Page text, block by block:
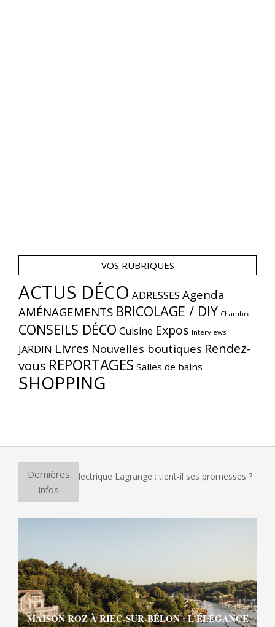
VOS RUBRIQUES
ACTUS DÉCO ADRESSES Agenda
AMÉNAGEMENTS BRICOLAGE / DIY Chambre
CONSEILS DÉCO Cuisine Expos Interviews
JARDIN Livres Nouvelles boutiques Rendez-
vous REPORTAGES Salles de bains
SHOPPING
Dernières
infos
à pizza électrique Lagrange : tient-il ses promesses ?
MAISON ROZ À RIEC-SUR-BÉLON : L’ÉLÉGANCE